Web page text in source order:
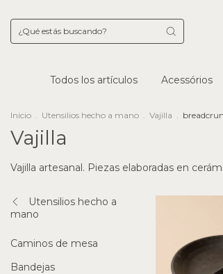
Todos los artículos Acessórios
Inicio . Utensilios hecho a mano . Vajilla .
Vajilla
Vajilla artesanal. Piezas elaboradas en
Utensilios hecho a
mano
Caminos de mesa
Bandejas